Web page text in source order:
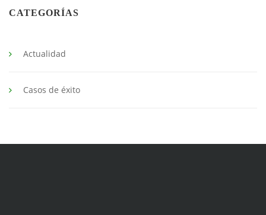
CATEGORÍAS
Actualidad
Casos de éxito